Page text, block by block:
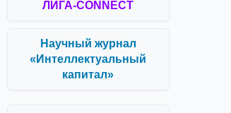
ЛИГА-CONNECT
Научный журнал
«Интеллектуальный
капитал»